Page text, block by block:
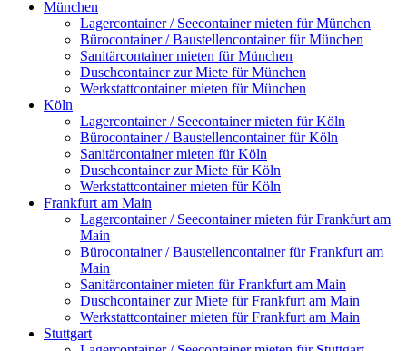
München
Lagercontainer / Seecontainer mieten für München
Bürocontainer / Baustellencontainer für München
Sanitärcontainer mieten für München
Duschcontainer zur Miete für München
Werkstattcontainer mieten für München
Köln
Lagercontainer / Seecontainer mieten für Köln
Bürocontainer / Baustellencontainer für Köln
Sanitärcontainer mieten für Köln
Duschcontainer zur Miete für Köln
Werkstattcontainer mieten für Köln
Frankfurt am Main
Lagercontainer / Seecontainer mieten für Frankfurt am
Main
Bürocontainer / Baustellencontainer für Frankfurt am
Main
Sanitärcontainer mieten für Frankfurt am Main
Duschcontainer zur Miete für Frankfurt am Main
Werkstattcontainer mieten für Frankfurt am Main
Stuttgart